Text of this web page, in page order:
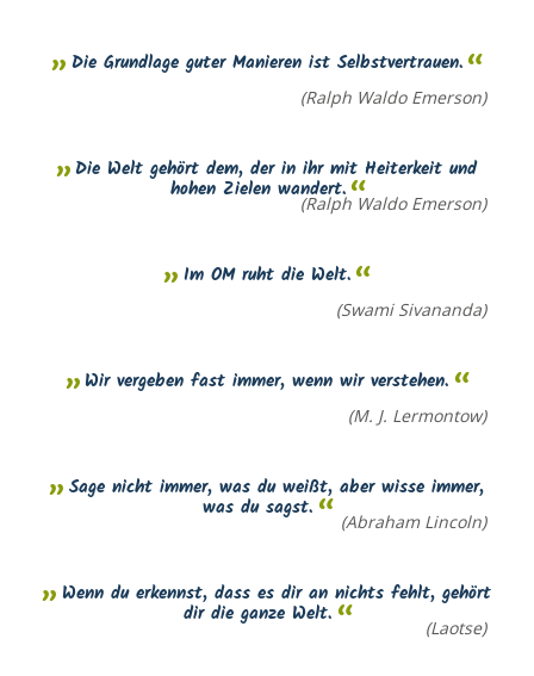
Die Grundlage guter Manieren ist Selbstvertrauen.
(Ralph Waldo Emerson)
Die Welt gehört dem, der in ihr mit Heiterkeit und
hohen Zielen wandert.(Ralph Waldo Emerson)
Im OM ruht die Welt.
(Swami Sivananda)
Wir vergeben fast immer, wenn wir verstehen.
(M. J. Lermontow)
Sage nicht immer, was du weißt, aber wisse immer,
was du sagst. (Abraham Lincoln)
Wenn du erkennst, dass es dir an nichts fehlt, gehört
dir die ganze Welt. (Laotse)